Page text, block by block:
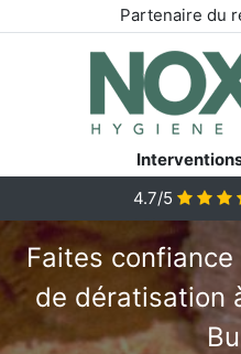
Partenaire du
4.7/5
Faites
de dératisation